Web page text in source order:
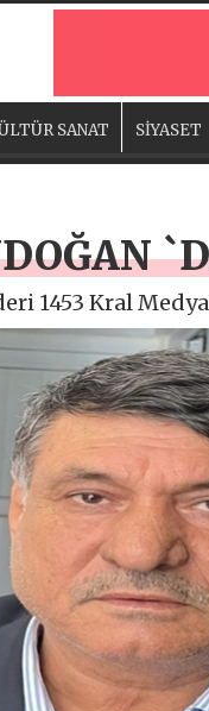
SANAT SİYASET
1453 Kral